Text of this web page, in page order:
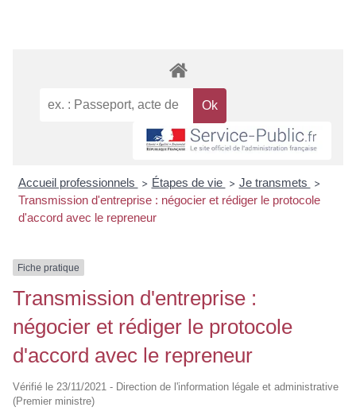
Accueil professionnels > Étapes de vie > Je transmets >
Transmission d'entreprise : négocier et rédiger le protocole
d'accord avec le repreneur
Fiche pratique
Transmission d'entreprise :
négocier et rédiger le protocole
d'accord avec le repreneur
Vérifié le 23/11/2021 - Direction de l'information légale et administrative
(Premier ministre)